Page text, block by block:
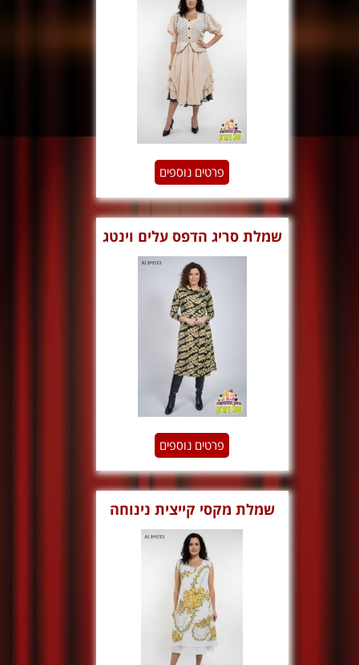
פרטים נוספים
שמלת סריג הדפס עלים וינטג
צווארון נשפך
פרטים נוספים
שמלת מקסי קייצית נינוחה
וינטג